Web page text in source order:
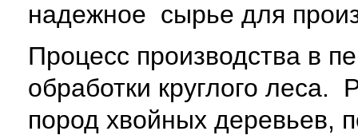
надежное сырье для
Процесс производства в
обработки круглого леса.
пород хвойных деревьев,